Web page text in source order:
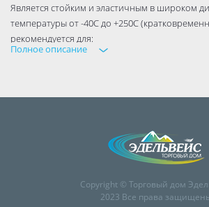
Является стойким и эластичным в широком
температуры от -40С до +250С
рекомендуется для:
Герметизации швов между металлическими
Герметизации швов, подвергающихся
температурным воздействия, например, в
Полное описание
Copyright © Торговый дом
2023 Все права